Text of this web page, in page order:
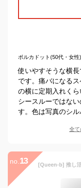
ポルカドット(50代・女性)
使いやすそうな横
です。痛バになる
の横に定期入れく
シースルーではな
す。色は写真のシル
全て
no. 13